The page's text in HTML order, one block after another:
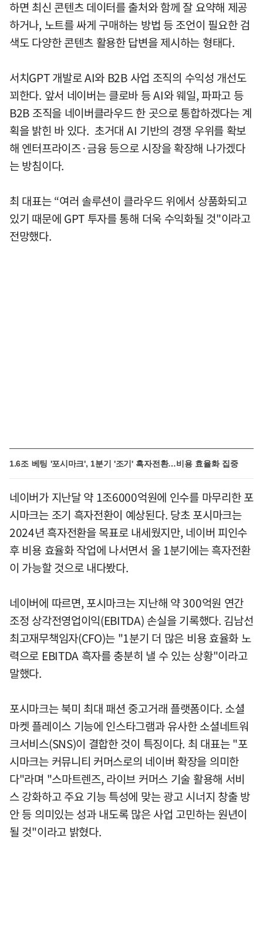
하면 최신 콘텐츠 데이터를 출처와 함께 잘 요약해 제공
하거나, 노트를 싸게 구매하는 방법 등 조언이 필요한 검
색도 다양한 콘텐츠 활용한 답변을 제시하는 형태다.
서치GPT 개발로 AI와 B2B 사업 조직의 수익성 개선도
꾀한다. 앞서 네이버는 클로바 등 AI와 웨일, 파파고 등
B2B 조직을 네이버클라우드 한 곳으로 통합하겠다는 계
획을 밝힌 바 있다. 초거대 AI 기반의 경쟁 우위를 확보
해 엔터프라이즈·금융 등으로 시장을 확장해 나가겠다
는 방침이다.
최 대표는 “여러 솔루션이 클라우드 위에서 상품화되고
있기 때문에 GPT 투자를 통해 더욱 수익화될 것"이라고
전망했다.
1.6조 베팅 '포시마크', 1분기 '조기' 흑자전환…비용 효율화 집중
네이버가 지난달 약 1조6000억원에 인수를 마무리한 포
시마크는 조기 흑자전환이 예상된다. 당초 포시마크는
2024년 흑자전환을 목표로 내세웠지만, 네이버 피인수
후 비용 효율화 작업에 나서면서 올 1분기에는 흑자전환
이 가능할 것으로 내다봤다.
네이버에 따르면, 포시마크는 지난해 약 300억원 연간
조정 상각전영업이익(EBITDA) 손실을 기록했다. 김남선
최고재무책임자(CFO)는 "1분기 더 많은 비용 효율화 노
력으로 EBITDA 흑자를 충분히 낼 수 있는 상황"이라고
말했다.
포시마크는 북미 최대 패션 중고거래 플랫폼이다. 소셜
마켓 플레이스 기능에 인스타그램과 유사한 소셜네트워
크서비스(SNS)이 결합한 것이 특징이다. 최 대표는 "포
시마크는 커뮤니티 커머스로의 네이버 확장을 의미한
다"라며 "스마트렌즈, 라이브 커머스 기술 활용해 서비
스 강화하고 주요 기능 특성에 맞는 광고 시너지 창출 방
안 등 의미있는 성과 내도록 많은 사업 고민하는 원년이
될 것"이라고 밝혔다.